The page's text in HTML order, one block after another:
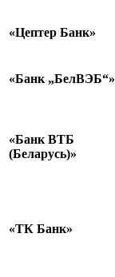
«Цептер Банк»
«Банк „БелВЭБ“»
«Банк ВТБ
(Беларусь)»
«ТК Банк»